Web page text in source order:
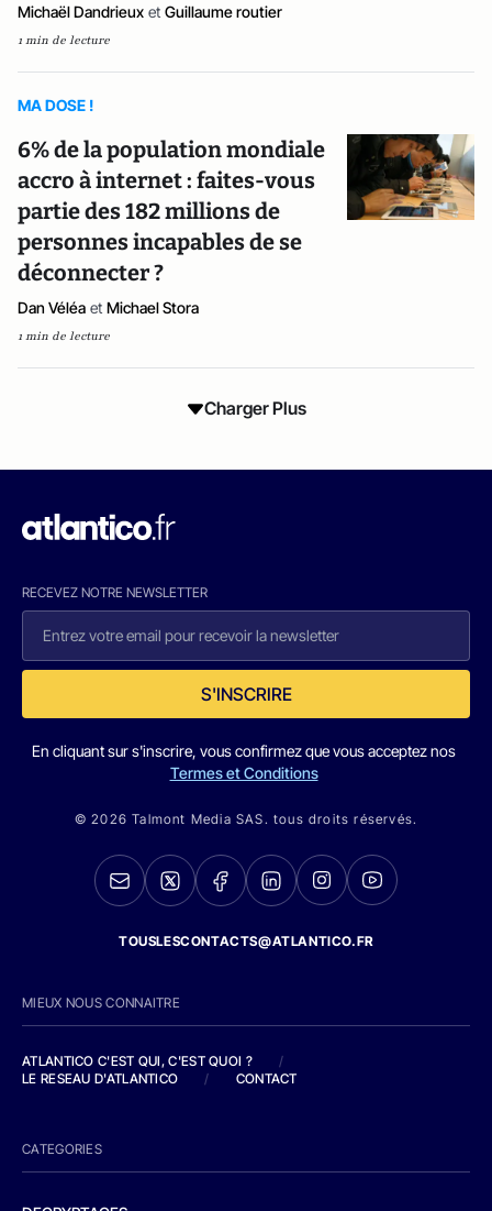
Michaël Dandrieux et Guillaume routier
1 min de lecture
MA DOSE !
6% de la population mondiale
accro à internet : faites-vous
partie des 182 millions de
personnes incapables de se
déconnecter ?
Dan Véléa et Michael Stora
1 min de lecture
Charger Plus
RECEVEZ NOTRE NEWSLETTER
S'INSCRIRE
En cliquant sur s'inscrire, vous confirmez que vous acceptez nos
Termes et Conditions
© 2026 Talmont Media SAS. tous droits réservés.
TOUSLESCONTACTS@ATLANTICO.FR
MIEUX NOUS CONNAITRE
ATLANTICO C'EST QUI, C'EST QUOI ?
/
LE RESEAU D'ATLANTICO
/ CONTACT
CATEGORIES